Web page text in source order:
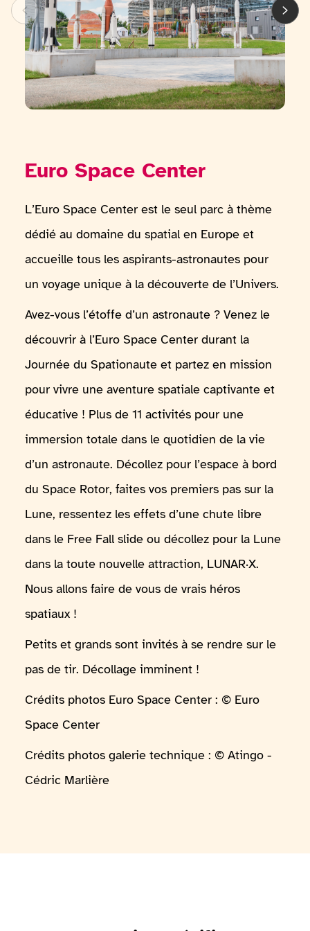
Euro Space Center
L’Euro Space Center est le seul parc à thème
dédié au domaine du spatial en Europe et
accueille tous les aspirants-astronautes pour
un voyage unique à la découverte de l’Univers.
Avez-vous l’étoffe d’un astronaute ? Venez le
découvrir à l’Euro Space Center durant la
Journée du Spationaute et partez en mission
pour vivre une aventure spatiale captivante et
éducative ! Plus de 11 activités pour une
immersion totale dans le quotidien de la vie
d’un astronaute. Décollez pour l’espace à bord
du Space Rotor, faites vos premiers pas sur la
Lune, ressentez les effets d’une chute libre
dans le Free Fall slide ou décollez pour la Lune
dans la toute nouvelle attraction, LUNAR·X.
Nous allons faire de vous de vrais héros
spatiaux !
Petits et grands sont invités à se rendre sur le
pas de tir. Décollage imminent !
Crédits photos Euro Space Center : © Euro
Space Center
Crédits photos galerie technique : © Atingo -
Cédric Marlière